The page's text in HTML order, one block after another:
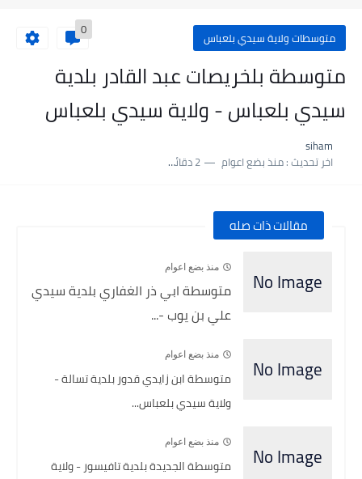
حساب معدل شهادة التعليم المتوسط بيام 2025
متوسطات ولاية سيدي بلعباس 0
متوسطة بلخريصات عبد القادر بلدية
سيدي بلعباس - ولاية سيدي بلعباس
siham
اخر تحديث :منذ بضع اعوام 2 دقائق للقراءة
مقالات ذات صله
منذ بضع اعوام
متوسطة ابي ذر الغفاري بلدية سيدي
علي بن يوب -...
منذ بضع اعوام
متوسطة ابن زايدي قدور بلدية تسالة -
ولاية سيدي بلعباس...
منذ بضع اعوام
متوسطة الجديدة بلدية تافيسور - ولاية